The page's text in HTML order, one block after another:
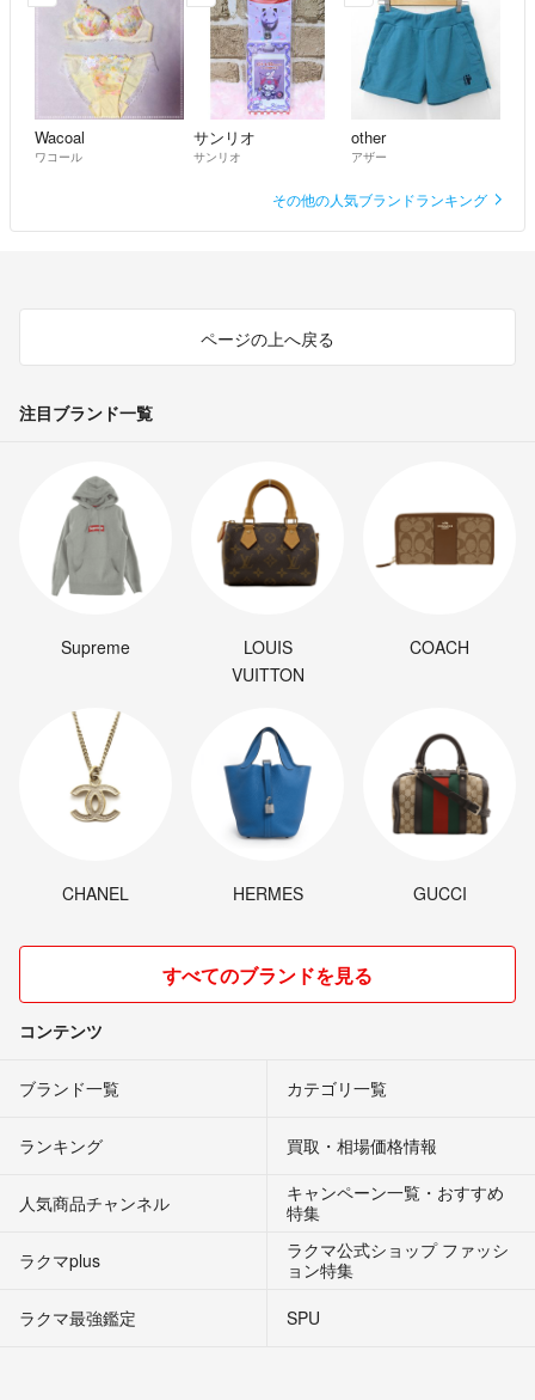
Wacoal
ワコール
サンリオ
サンリオ
other
アザー
その他の人気ブランドランキング
ページの上へ戻る
注目ブランド一覧
Supreme
LOUIS
VUITTON
COACH
CHANEL HERMES GUCCI
すべてのブランドを見る
コンテンツ
ブランド一覧 カテゴリ一覧
ランキング 買取・相場価格情報
人気商品チャンネル
キャンペーン一覧・おすすめ
特集
ラクマplus
ラクマ公式ショップ ファッシ
ョン特集
ラクマ最強鑑定
SPU